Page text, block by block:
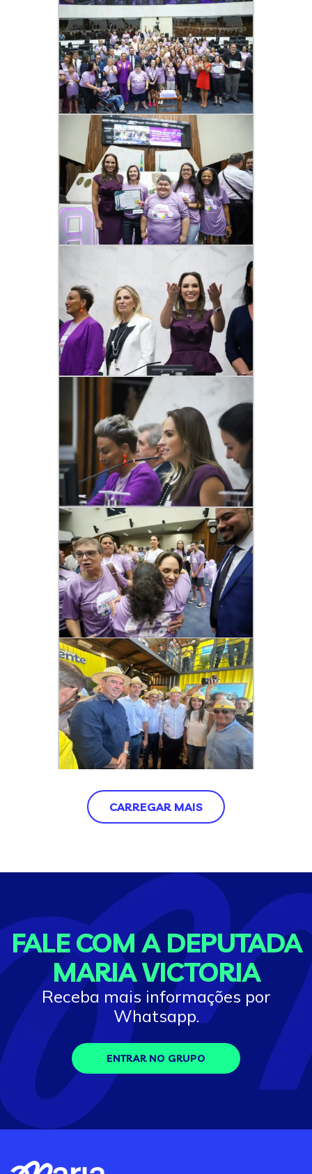
CARREGAR MAIS
FALE COM A DEPUTADA
MARIA VICTORIA
Receba mais informações por
Whatsapp.
ENTRAR NO GRUPO